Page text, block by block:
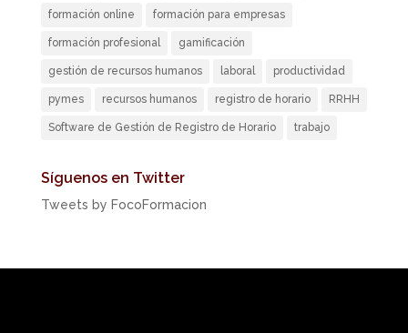
formación online formación para empresas
formación profesional gamificación
gestión de recursos humanos laboral productividad
pymes recursos humanos registro de horario RRHH
Software de Gestión de Registro de Horario trabajo
Síguenos en Twitter
Tweets by FocoFormacion